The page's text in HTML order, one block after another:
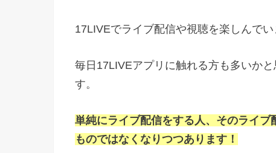
17LIVEでライブ配信や視聴を楽しんでい
毎日17LIVEアプリに触れる方も多いか
す。
単純にライブ配信をする人、そのライ
ものではなくなりつつあります！